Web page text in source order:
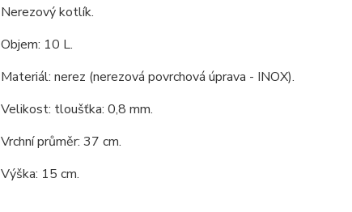
Nerezový kotlík.
Objem: 10 L.
Materiál: nerez (nerezová povrchová úprava - INOX).
Velikost: tloušťka: 0,8 mm.
Vrchní průměr: 37 cm.
Výška: 15 cm.